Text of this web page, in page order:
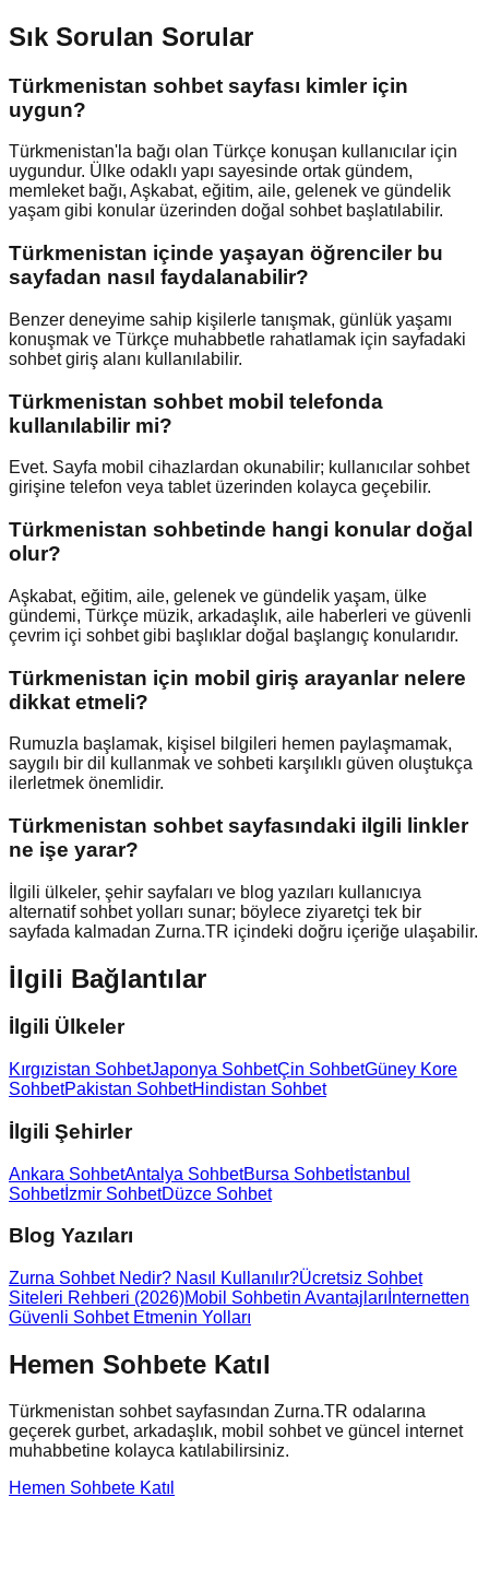
Sık Sorulan Sorular
Türkmenistan sohbet sayfası kimler için
uygun?
Türkmenistan'la bağı olan Türkçe konuşan kullanıcılar için
uygundur. Ülke odaklı yapı sayesinde ortak gündem,
memleket bağı, Aşkabat, eğitim, aile, gelenek ve gündelik
yaşam gibi konular üzerinden doğal sohbet başlatılabilir.
Türkmenistan içinde yaşayan öğrenciler bu
sayfadan nasıl faydalanabilir?
Benzer deneyime sahip kişilerle tanışmak, günlük yaşamı
konuşmak ve Türkçe muhabbetle rahatlamak için sayfadaki
sohbet giriş alanı kullanılabilir.
Türkmenistan sohbet mobil telefonda
kullanılabilir mi?
Evet. Sayfa mobil cihazlardan okunabilir; kullanıcılar sohbet
girişine telefon veya tablet üzerinden kolayca geçebilir.
Türkmenistan sohbetinde hangi konular doğal
olur?
Aşkabat, eğitim, aile, gelenek ve gündelik yaşam, ülke
gündemi, Türkçe müzik, arkadaşlık, aile haberleri ve güvenli
çevrim içi sohbet gibi başlıklar doğal başlangıç konularıdır.
Türkmenistan için mobil giriş arayanlar nelere
dikkat etmeli?
Rumuzla başlamak, kişisel bilgileri hemen paylaşmamak,
saygılı bir dil kullanmak ve sohbeti karşılıklı güven oluştukça
ilerletmek önemlidir.
Türkmenistan sohbet sayfasındaki ilgili linkler
ne işe yarar?
İlgili ülkeler, şehir sayfaları ve blog yazıları kullanıcıya
alternatif sohbet yolları sunar; böylece ziyaretçi tek bir
sayfada kalmadan Zurna.TR içindeki doğru içeriğe ulaşabilir.
İlgili Bağlantılar
İlgili Ülkeler
Kırgızistan SohbetJaponya SohbetÇin SohbetGüney Kore
SohbetPakistan SohbetHindistan Sohbet
İlgili Şehirler
Ankara SohbetAntalya SohbetBursa Sohbetİstanbul
Sohbetİzmir SohbetDüzce Sohbet
Blog Yazıları
Zurna Sohbet Nedir? Nasıl Kullanılır?Ücretsiz Sohbet
Siteleri Rehberi (2026)Mobil Sohbetin Avantajları İnternetten
Güvenli Sohbet Etmenin Yolları
Hemen Sohbete Katıl
Türkmenistan sohbet sayfasından Zurna.TR odalarına
geçerek gurbet, arkadaşlık, mobil sohbet ve güncel internet
muhabbetine kolayca katılabilirsiniz.
Hemen Sohbete Katıl